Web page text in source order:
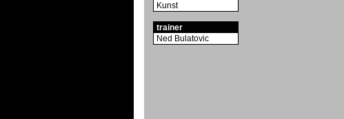
Kunst
trainer
Ned Bulatovic